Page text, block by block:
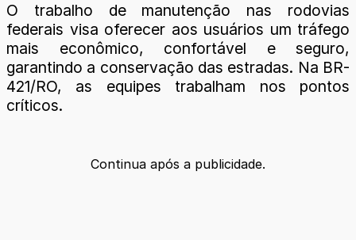
O trabalho de manutenção nas rodovias
federais visa oferecer aos usuários um tráfego
mais econômico, confortável e seguro,
garantindo a conservação das estradas. Na BR-
421/RO, as equipes trabalham nos pontos
críticos.
Continua após a publicidade.